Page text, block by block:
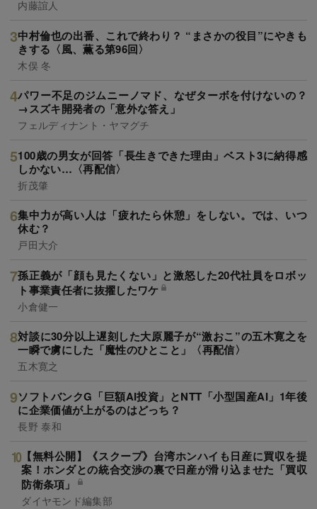
内藤誼人
中村倫也の出番、これで終わり？ “まさかの役目”にやきも
きする〈風、薫る第96回〉
木俣 冬
パワー不足のジムニーノマド、なぜターボを付けないの？
→スズキ開発者の「意外な答え」
フェルディナント・ヤマグチ
100歳の男女が回答「長生きできた理由」ベスト3に納得感
しかない…〈再配信〉
折茂肇
集中力が高い人は「疲れたら休憩」をしない。では、いつ
休む？
戸田大介
孫正義が「顔も見たくない」と激怒した20代社員をロボッ
ト事業責任者に抜擢したワケ
小倉健一
対談に30分以上遅刻した大原麗子が“激おこ”の五木寛之を
一瞬で虜にした「魔性のひとこと」〈再配信〉
五木寛之
ソフトバンクG「巨額AI投資」とNTT「小型国産AI」1年後
に企業価値が上がるのはどっち？
長野 泰和
【無料公開】《スクープ》台湾ホンハイも日産に買収を提
案！ホンダとの統合交渉の裏で日産が滑り込ませた「買収
防衛条項」
ダイヤモンド編集部